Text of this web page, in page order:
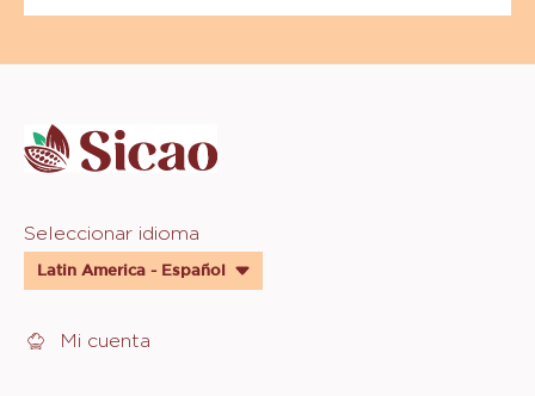
info
Website
quick
links
Seleccionar idioma
Latin America - Español
Mi cuenta